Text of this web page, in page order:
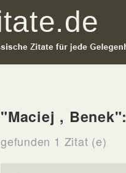
"Maciej , Benek":
gefunden 1 Zitat (e)